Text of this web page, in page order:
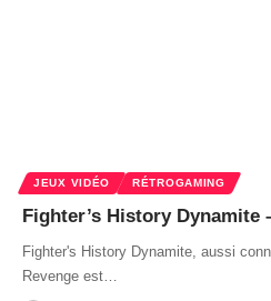
JEUX VIDÉO RÉTROGAMING
Fighter’s History Dynamite
Fighter's History Dynamite, aussi
Revenge est…